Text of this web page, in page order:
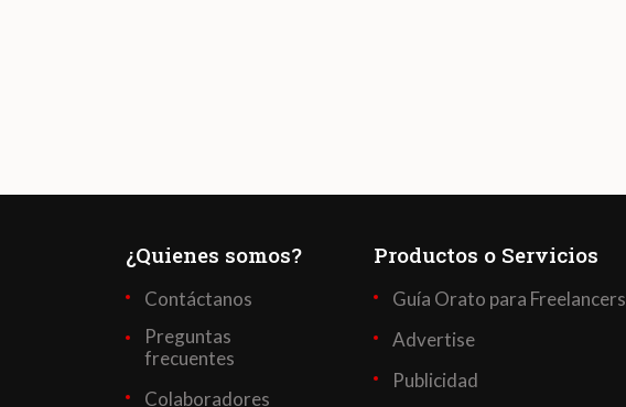
¿Quienes somos?
Contáctanos
Preguntas
frecuentes
Colaboradores
Productos o Servicios
Guía Orato para Freelancers
Advertise
Publicidad